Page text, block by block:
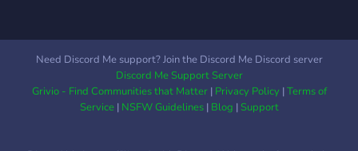
Need Discord Me support? Join the Discord Me Discord server
Discord Me Support Server
Grivio - Find Communities that Matter| Privacy Policy|Terms of
Service| NSFW Guidelines| Blog |Support